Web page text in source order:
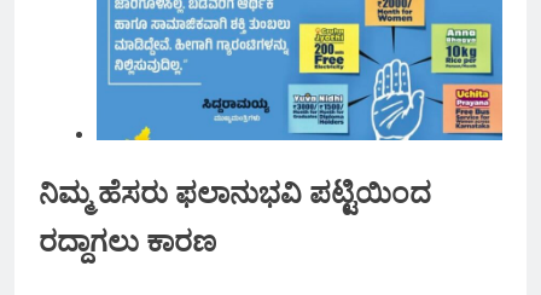
ನಿಮ್ಮ ಹೆಸರು ಫಲಾನುಭವಿ ಪಟ್ಟಿಯಿಂದ
ರದ್ದಾಗಲು ಕಾರಣ